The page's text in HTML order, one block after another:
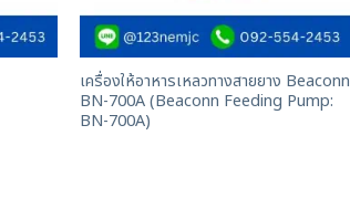
เครื่องให้อาหารเหลวทางสายยาง Beaconn
BN-700A (Beaconn Feeding Pump:
BN-700A)